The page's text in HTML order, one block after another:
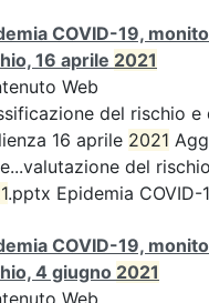
COVID-19,
16 aprile 2021
Web
del rischio e
16 aprile 2021
del
.pptx Epidemia COVID-
COVID-19,
4 giugno 2021
Web